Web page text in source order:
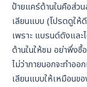
ป้ายแคร์ด้านในคือส่ว
เลียนแบบ (โปรดดูให้
เพราะ แบรนด์ดังแล
ด้านในให้ชม อย่าพึ่งซื้
ไม่ว่าภายนอกจะทำอ
เลียนแบบให้เหมือนข